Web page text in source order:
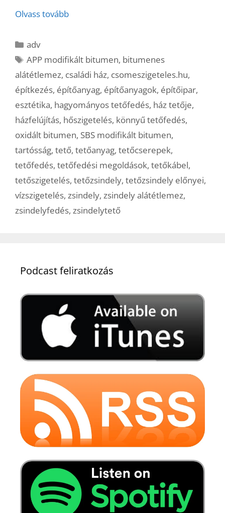
Olvass tovább
Kategória
adv
Címkék
APP modifikált bitumen, bitumenes
alátétlemez, családi ház, csomeszigeteles.hu,
építkezés, építőanyag, építőanyagok, építőipar,
esztétika, hagyományos tetőfedés, ház tetője,
házfelújítás, hőszigetelés, könnyű tetőfedés,
oxidált bitumen, SBS modifikált bitumen,
tartósság, tető, tetőanyag, tetőcserepek,
tetőfedés, tetőfedési megoldások, tetőkábel,
tetőszigetelés, tetőzsindely, tetőzsindely előnyei,
vízszigetelés, zsindely, zsindely alátétlemez,
zsindelyfedés, zsindelytető
Podcast feliratkozás